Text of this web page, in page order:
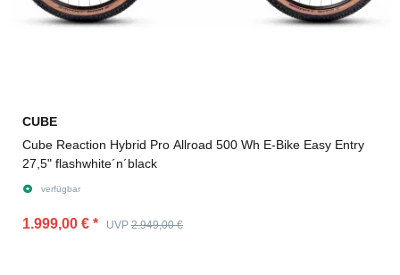
CUBE
Cube Reaction Hybrid Pro Allroad 500 Wh E-Bike Easy Entry
27,5" flashwhite´n´black
verfügbar
1.999,00 € * UVP 2.949,00 €